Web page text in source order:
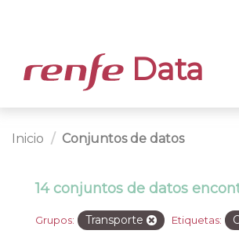
Data
Inicio Conjuntos de datos
14 conjuntos de datos
Grupos: Transporte Etiquetas: